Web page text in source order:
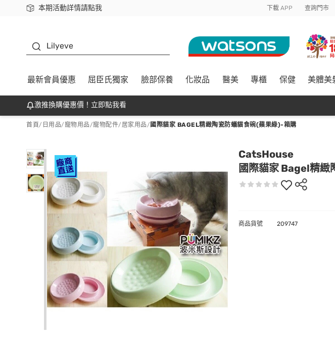
本期活動詳情請點我
下載app最高回饋$350 下載 APP 查詢門市
Lilyeve
最新會員優惠 屈臣氏獨家 臉部保養 化妝品 醫美 專櫃 保健 美體美
激推換購優惠價！立即點我看
首頁/ 日用品/寵物用品/寵物配件/居家用品/ 國際貓家 BAGEL精緻陶瓷防蟻貓食碗(蘋果綠)-箱購
CatsHouse
國際貓家 Bagel精
商品貨號 209747